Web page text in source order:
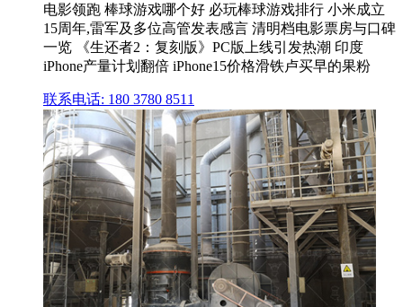
电影领跑 棒球游戏哪个好 必玩棒球游戏排行 小米成立
15周年,雷军及多位高管发表感言 清明档电影票房与口碑
一览 《生还者2：复刻版》PC版上线引发热潮 印度
iPhone产量计划翻倍 iPhone15价格滑铁卢买早的果粉
联系电话: 180 3780 8511